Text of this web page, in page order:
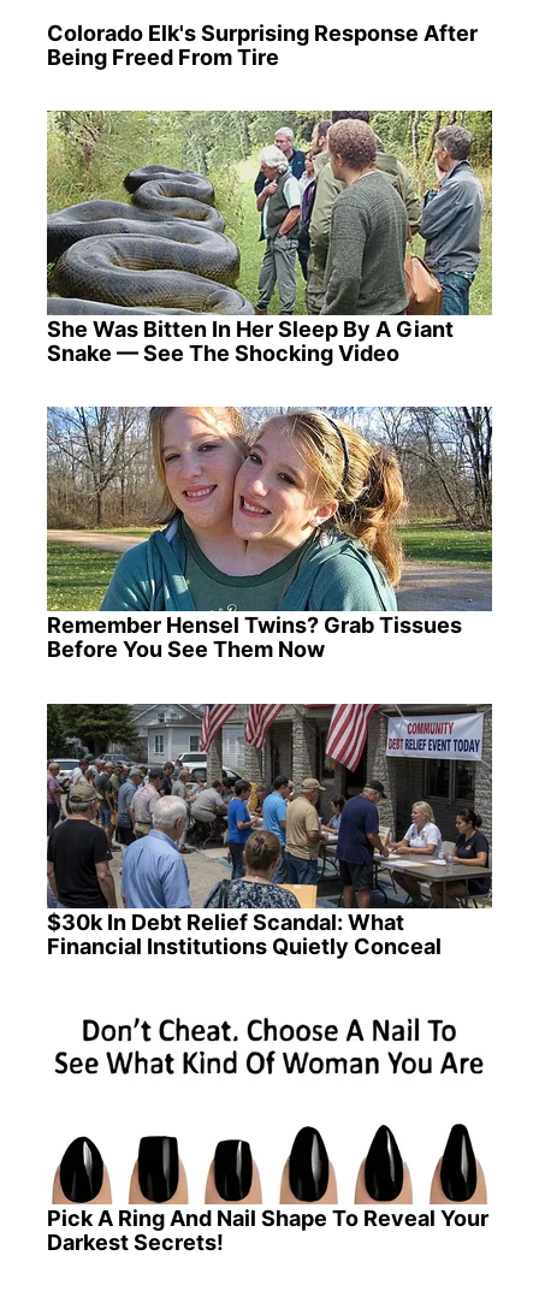
Colorado Elk's Surprising Response After
Being Freed From Tire
She Was Bitten In Her Sleep By A Giant
Snake — See The Shocking Video
Remember Hensel Twins? Grab Tissues
Before You See Them Now
$30k In Debt Relief Scandal: What
Financial Institutions Quietly Conceal
Pick A Ring And Nail Shape To Reveal Your
Darkest Secrets!